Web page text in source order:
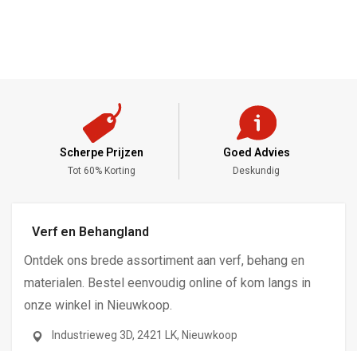
Scherpe Prijzen
Tot 60% Korting
Goed Advies
Deskundig
Verf en Behangland
Ontdek ons brede assortiment aan verf, behang en
materialen. Bestel eenvoudig online of kom langs in
onze winkel in Nieuwkoop.
Industrieweg 3D, 2421 LK, Nieuwkoop